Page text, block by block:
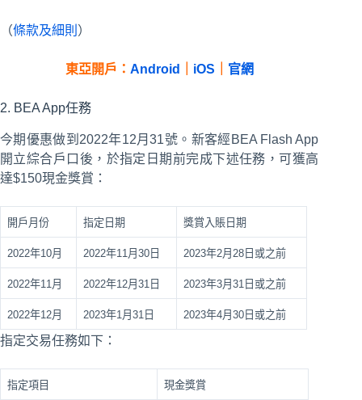
（條款及細則 ）
東亞開戶： Android iOS 官網
2. BEA App任務
今期優惠做到2022年12月31號。新客經BEA Flash App
開立綜合戶口後，於指定日期前完成下述任務，可獲高
達$150現金獎賞：
開戶月份 指定日期 獎賞入賬日期
2022年10月 2022年11月30日 2023年2月28日或之前
2022年11月 2022年12月31日 2023年3月31日或之前
2022年12月 2023年1月31日 2023年4月30日或之前
指定交易任務如下：
指定項目 現金獎賞